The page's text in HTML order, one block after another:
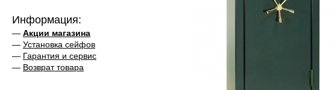
Информация:
— Акции магазина
— Установка сейфов
— Гарантия и сервис
— Возврат товара